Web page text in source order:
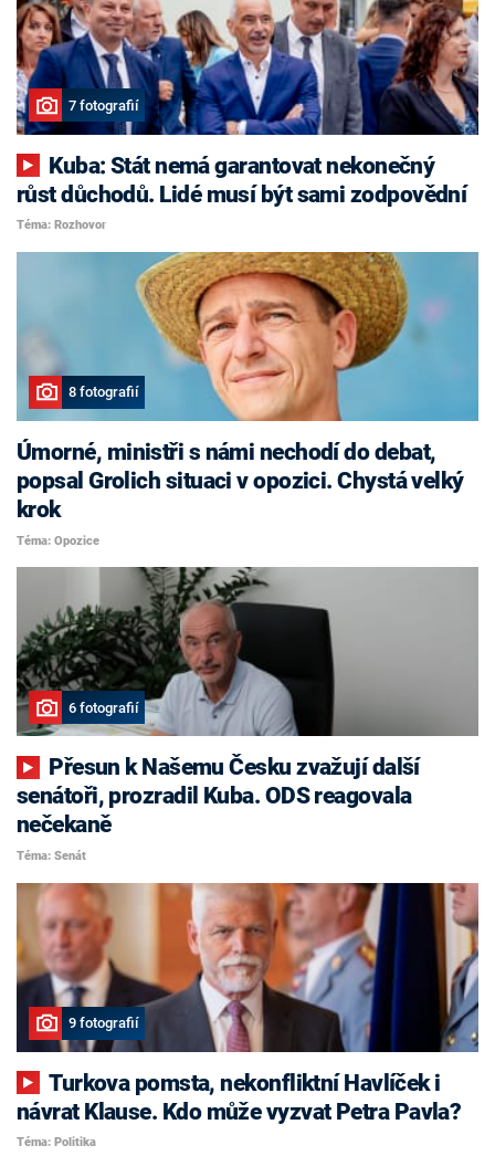
7 fotografií
růst důchodů. Lidé musí být sami zodpovědní
Téma: Rozhovor
8 fotografií
Úmorné, ministři s námi nechodí do debat,
popsal Grolich situaci v opozici. Chystá velký
krok
Téma: Opozice
6 fotografií
senátoři, prozradil Kuba. ODS reagovala
nečekaně
Téma: Senát
9 fotografií
Turkova pomsta, nekonfliktní Havlíček i
návrat Klause. Kdo může vyzvat Petra Pavla?
Téma: Politika